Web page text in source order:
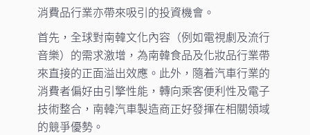
消費品行業亦帶來吸引的投資機會。
首先，全球對南韓文化內容（例如電視劇及流行
音樂）的需求激增，為南韓食品及化妝品行業帶
來直接的正面溢出效應。此外，隨着汽車行業的
消費者偏好由引擎性能，轉向乘客便利性及電子
技術整合，南韓汽車製造商正好發揮在相關領域
的競爭優勢。